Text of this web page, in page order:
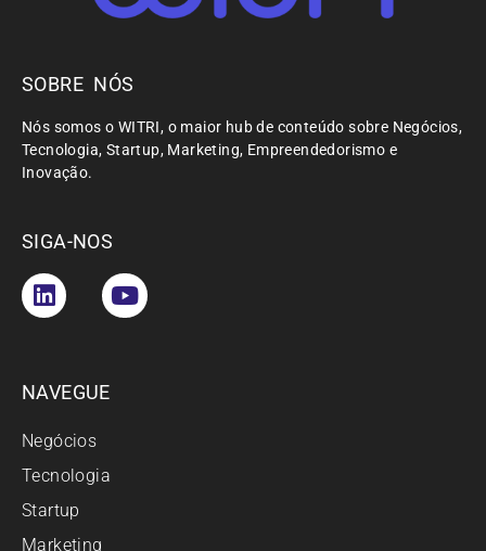
SOBRE NÓS
Nós somos o WITRI, o maior hub de conteúdo sobre Negócios,
Tecnologia, Startup, Marketing, Empreendedorismo e
Inovação.
SIGA-NOS
NAVEGUE
Negócios
Tecnologia
Startup
Marketing